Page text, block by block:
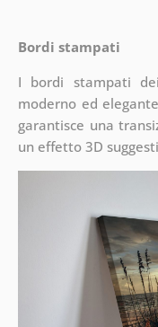
Bordi stampati
I bordi stampati
moderno ed
garantisce una
un effetto 3D